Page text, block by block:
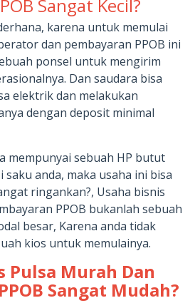
Sangat Kecil?
karena untuk memulai
dan pembayaran PPOB ini
ponsel untuk mengirim
Dan saudara bisa
elektrik dan melakukan
dengan deposit minimal
mempunyai sebuah HP butut
anda, maka usaha ini bisa
ringankan?, Usaha bisnis
PPOB bukanlah sebuah
besar, Karena anda tidak
kios untuk memulainya.
Pulsa Murah Dan
Sangat Mudah?